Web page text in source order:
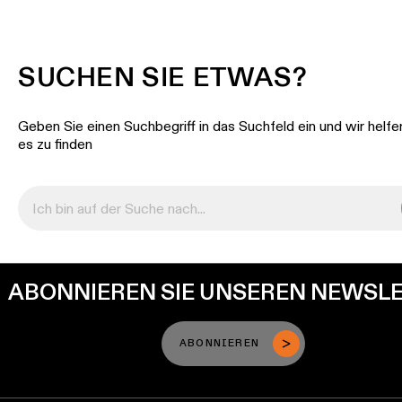
SUCHEN SIE ETWAS?
Geben Sie einen Suchbegriff in das Suchfeld ein und wir
es zu finden
ABONNIEREN SIE UNSEREN
ABONNIEREN